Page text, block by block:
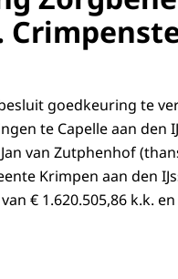
goedkeuring te
te Capelle aan den
van Zutphenhof
Krimpen aan den
€ 1.620.505,86 k.k.